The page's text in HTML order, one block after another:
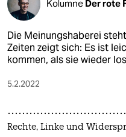
Kolumne Der rote
Die Meinungshaberei
Zeiten zeigt sich: Es ist
kommen, als sie wieder
5.2.2022
Rechte, Linke und